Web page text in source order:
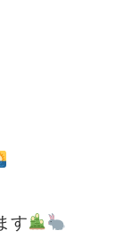
す